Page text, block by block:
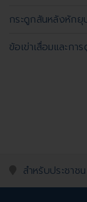
กระดูกสันหลังหักยุ
ข้อเข่าเสื่อมและกา
สำหรับประชาชน